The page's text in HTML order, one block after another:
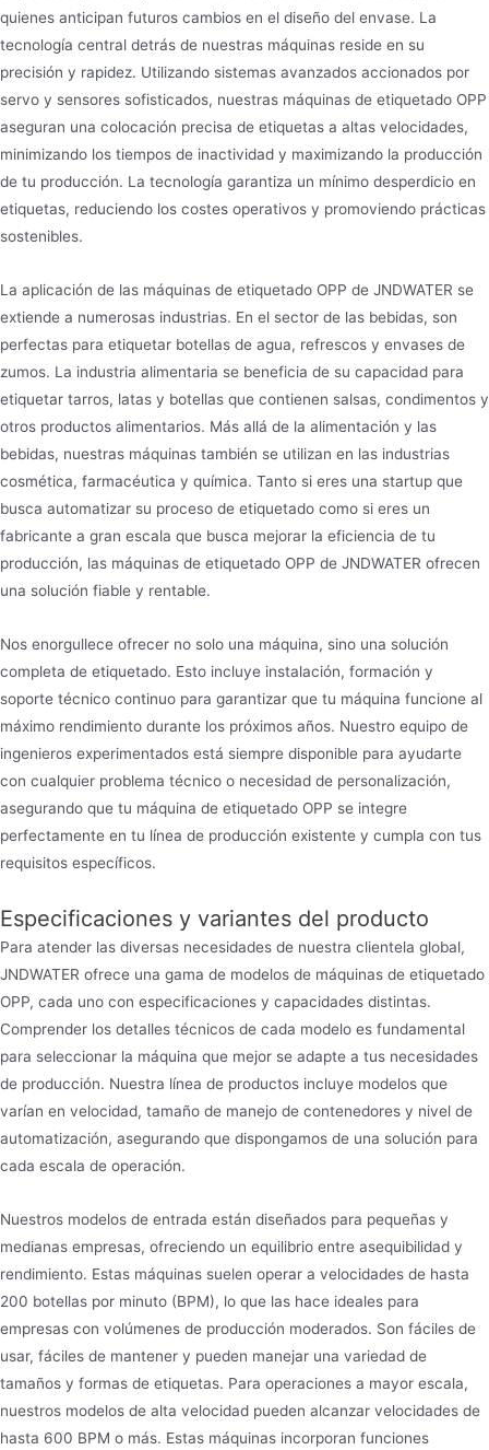
quienes anticipan futuros cambios en el diseño del envase. La
tecnología central detrás de nuestras máquinas reside en su
precisión y rapidez. Utilizando sistemas avanzados accionados por
servo y sensores sofisticados, nuestras máquinas de etiquetado OPP
aseguran una colocación precisa de etiquetas a altas velocidades,
minimizando los tiempos de inactividad y maximizando la producción
de tu producción. La tecnología garantiza un mínimo desperdicio en
etiquetas, reduciendo los costes operativos y promoviendo prácticas
sostenibles.
La aplicación de las máquinas de etiquetado OPP de JNDWATER se
extiende a numerosas industrias. En el sector de las bebidas, son
perfectas para etiquetar botellas de agua, refrescos y envases de
zumos. La industria alimentaria se beneficia de su capacidad para
etiquetar tarros, latas y botellas que contienen salsas, condimentos y
otros productos alimentarios. Más allá de la alimentación y las
bebidas, nuestras máquinas también se utilizan en las industrias
cosmética, farmacéutica y química. Tanto si eres una startup que
busca automatizar su proceso de etiquetado como si eres un
fabricante a gran escala que busca mejorar la eficiencia de tu
producción, las máquinas de etiquetado OPP de JNDWATER ofrecen
una solución fiable y rentable.
Nos enorgullece ofrecer no solo una máquina, sino una solución
completa de etiquetado. Esto incluye instalación, formación y
soporte técnico continuo para garantizar que tu máquina funcione al
máximo rendimiento durante los próximos años. Nuestro equipo de
ingenieros experimentados está siempre disponible para ayudarte
con cualquier problema técnico o necesidad de personalización,
asegurando que tu máquina de etiquetado OPP se integre
perfectamente en tu línea de producción existente y cumpla con tus
requisitos específicos.
Especificaciones y variantes del producto
Para atender las diversas necesidades de nuestra clientela global,
JNDWATER ofrece una gama de modelos de máquinas de etiquetado
OPP, cada uno con especificaciones y capacidades distintas.
Comprender los detalles técnicos de cada modelo es fundamental
para seleccionar la máquina que mejor se adapte a tus necesidades
de producción. Nuestra línea de productos incluye modelos que
varían en velocidad, tamaño de manejo de contenedores y nivel de
automatización, asegurando que dispongamos de una solución para
cada escala de operación.
Nuestros modelos de entrada están diseñados para pequeñas y
medianas empresas, ofreciendo un equilibrio entre asequibilidad y
rendimiento. Estas máquinas suelen operar a velocidades de hasta
200 botellas por minuto (BPM), lo que las hace ideales para
empresas con volúmenes de producción moderados. Son fáciles de
usar, fáciles de mantener y pueden manejar una variedad de
tamaños y formas de etiquetas. Para operaciones a mayor escala,
nuestros modelos de alta velocidad pueden alcanzar velocidades de
hasta 600 BPM o más. Estas máquinas incorporan funciones